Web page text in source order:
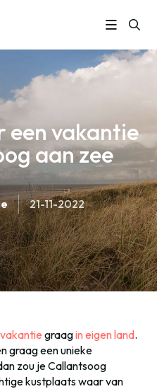
een vakantie
aan zee
21-11-2022
vakantie graagin eigen land.
graag een unieke
zou je Callantsoog
kustplaats waar van